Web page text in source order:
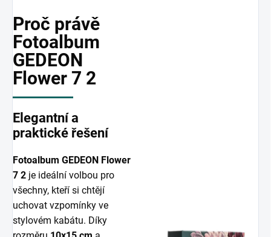
Proč právě
Fotoalbum
GEDEON
Flower 7 2
Elegantní a
praktické řešení
Fotoalbum GEDEON Flower
7 2 je ideální volbou pro
všechny, kteří si chtějí
uchovat vzpomínky ve
stylovém kabátu. Díky